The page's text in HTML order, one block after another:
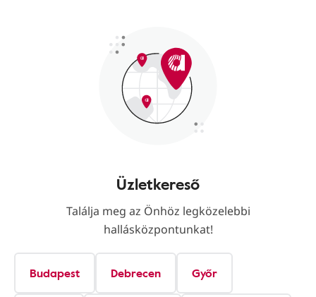
Üzletkereső
Találja meg az Önhöz legközelebbi
hallásközpontunkat!
Budapest Debrecen Győr